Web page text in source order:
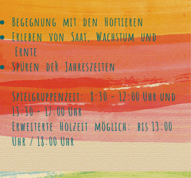
Begegnung mit den Hoftieren
Erleben von Saat, Wachstum und
Ernte
Spüren der Jahreszeiten
Spielgruppenzeit: 8:30 - 12:00 Uhr und
13:30 - 17:00 Uhr
Erweiterte Holzeit möglich: bis 13:00
Uhr / 18:00 Uhr